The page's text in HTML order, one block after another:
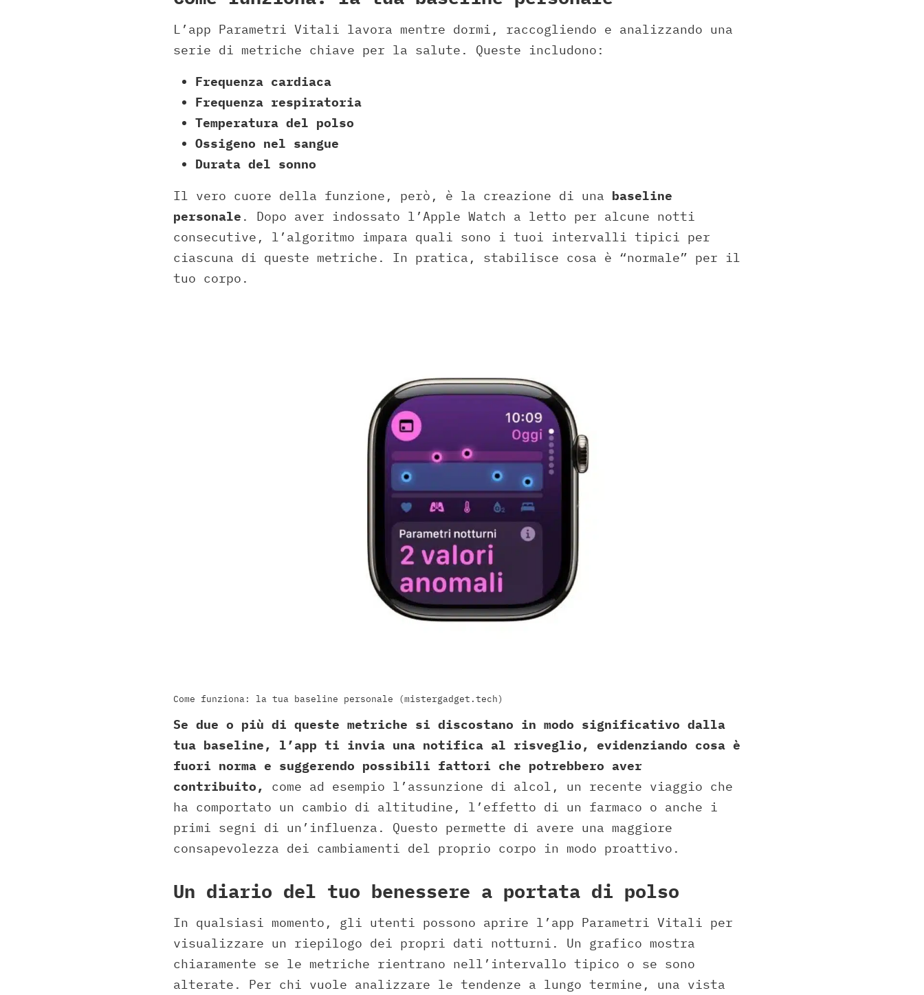
L’app Parametri Vitali lavora mentre dormi, raccogliendo e analizzando una
serie di metriche chiave per la salute. Queste includono:
Frequenza cardiaca
Frequenza respiratoria
Temperatura del polso
Ossigeno nel sangue
Durata del sonno
Il vero cuore della funzione, però, è la creazione di una baseline
personale . Dopo aver indossato l’Apple Watch a letto per alcune notti
consecutive, l’algoritmo impara quali sono i tuoi intervalli tipici per
ciascuna di queste metriche. In pratica, stabilisce cosa è “normale” per il
tuo corpo.
Come funziona: la tua baseline personale (mistergadget.tech)
Se due o più di queste metriche si discostano in modo significativo dalla
tua baseline, l’app ti invia una notifica al risveglio, evidenziando cosa è
fuori norma e suggerendo possibili fattori che potrebbero aver
contribuito,
come ad esempio l’assunzione di alcol, un recente viaggio che
ha comportato un cambio di altitudine, l’effetto di un farmaco o anche i
primi segni di un’influenza. Questo permette di avere una maggiore
consapevolezza dei cambiamenti del proprio corpo in modo proattivo.
Un diario del tuo benessere a portata di polso
In qualsiasi momento, gli utenti possono aprire l’app Parametri Vitali per
visualizzare un riepilogo dei propri dati notturni. Un grafico mostra
chiaramente se le metriche rientrano nell’intervallo tipico o se sono
alterate. Per chi vuole analizzare le tendenze a lungo termine, una vista